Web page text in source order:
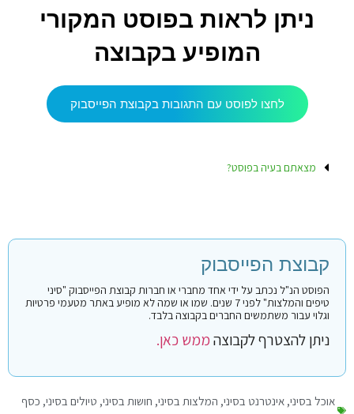
ניתן לראות בפוסט המקורי
המופיע בקבוצה
לחצו לפוסט עם התגובות בקבוצת הפייסבוק
מצאתם בעיה בפוסט?
קבוצת הפייסבוק
הפוסט הנ"ל נכתב על ידי אחד מחברי או חברות קבוצת הפייסבוק "סיני
טיפים והמלצות" לפני 7 שנים. שמו או שמה לא מופיע באתר מטעמי פרטיות
וגלוי עבור משתמשים החברים בקבוצה בלבד.
ניתן להצטרף לקבוצהממש כאן.
אוכל בסיני, אינטרנט בסיני, המלצות בסיני, חושות בסיני, טיולים בסיני, כסף